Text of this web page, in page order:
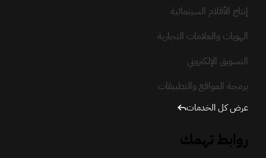
إنتاج الأفلام السينمائية
الهويات والعلامات التجارية
التسويق الإلكتروني
برمجة المواقع والتطبيقات
عرض كل الخدمات